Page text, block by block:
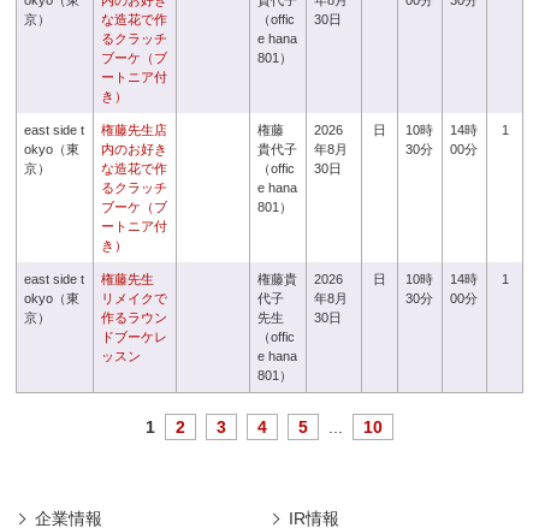
京）
な造花で作
るクラッチ
ブーケ（ブ
ートニア付
き）
（offic
e hana
801）
30日
east side t
okyo（東
京）
権藤先生店
内のお好き
な造花で作
るクラッチ
ブーケ（ブ
ートニア付
き）
権藤
貴代子
（offic
e hana
801）
2026
年8月
30日
日
10時
30分
14時
00分
1
east side t
okyo（東
京）
権藤先生
リメイクで
作るラウン
ドブーケレ
ッスン
権藤貴
代子
先生
（offic
e hana
801）
2026
年8月
30日
日
10時
30分
14時
00分
1
1 2 3 4 5 10
企業情報 IR情報